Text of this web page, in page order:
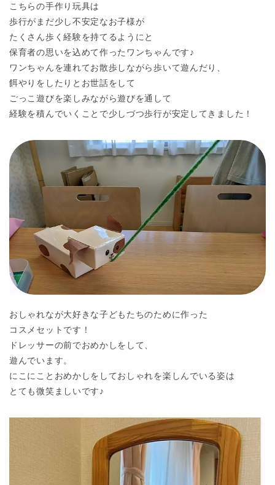
こちらの手作り玩具は
歩行がまだ少し不安定なお子様が
たくさん歩く経験を持てるようにと
保育者の思いを込めて作ったワンちゃんです♪
ワンちゃんを連れてお散歩しながら歩いて遊んだり、
餌やりをしたりとお世話をして
ごっこ遊びを楽しみながら遊びを通して
経験を積んでいくことで少しづつ歩行が安定してきました！
おしゃれなが大好きな子どもたちのために作った
コスメセットです！
ドレッサーの前でおめかしをして、
遊んでいます。
にこにことおめかしをしておしゃれを楽しんでいる姿は
とても微笑ましいです♪